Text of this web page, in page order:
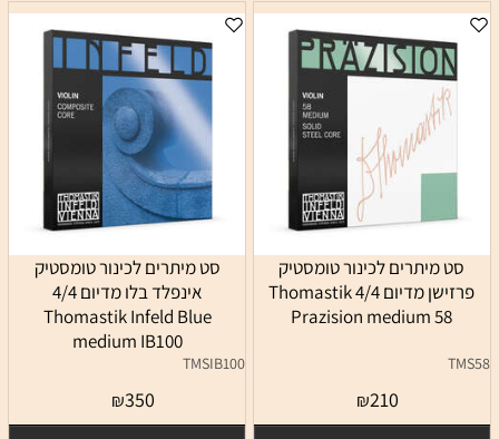
סט מיתרים לכינור טומסטיק
פרזישן מדיום 4/4 Thomastik
Prazision medium 58
TMS58
₪210
סט מיתרים לכינור טומסטיק
אינפלד בלו מדיום 4/4
Thomastik Infeld Blue
medium IB100
TMSIB100
₪350